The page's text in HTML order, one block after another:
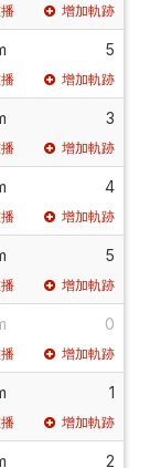
增加軌跡
5
增加軌跡
3
增加軌跡
4
增加軌跡
5
增加軌跡
0
增加軌跡
1
增加軌跡
2